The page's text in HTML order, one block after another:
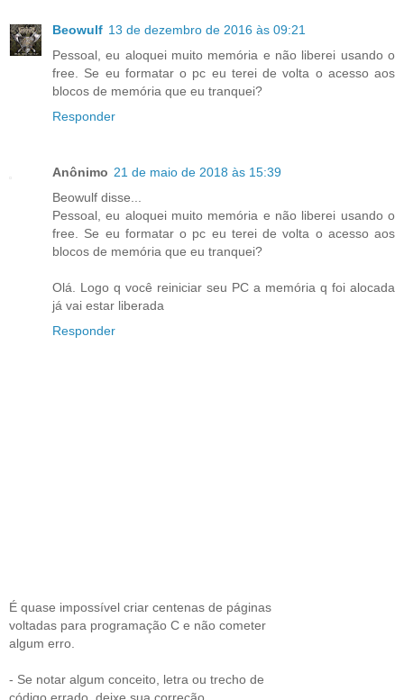
Beowulf 13 de dezembro de 2016 às 09:21
Pessoal, eu aloquei muito memória e não liberei usando o
free. Se eu formatar o pc eu terei de volta o acesso aos
blocos de memória que eu tranquei?
Responder
Anônimo 21 de maio de 2018 às 15:39
Beowulf disse...
Pessoal, eu aloquei muito memória e não liberei usando o
free. Se eu formatar o pc eu terei de volta o acesso aos
blocos de memória que eu tranquei?
Olá. Logo q você reiniciar seu PC a memória q foi alocada
já vai estar liberada
Responder
É quase impossível criar centenas de páginas
voltadas para programação C e não cometer
algum erro.
- Se notar algum conceito, letra ou trecho de